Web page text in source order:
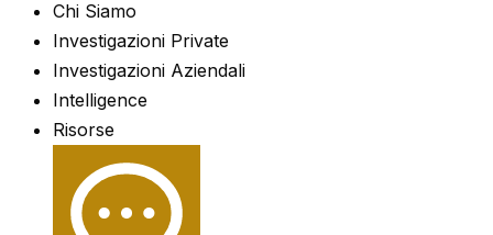
Chi Siamo
Investigazioni Private
Investigazioni Aziendali
Intelligence
Risorse